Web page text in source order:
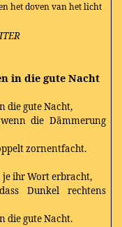
het doven van het licht
in die gute Nacht
die gute Nacht,
die Dämmerung
zornentfacht.
ihr Wort erbracht,
Dunkel rechtens
die gute Nacht.